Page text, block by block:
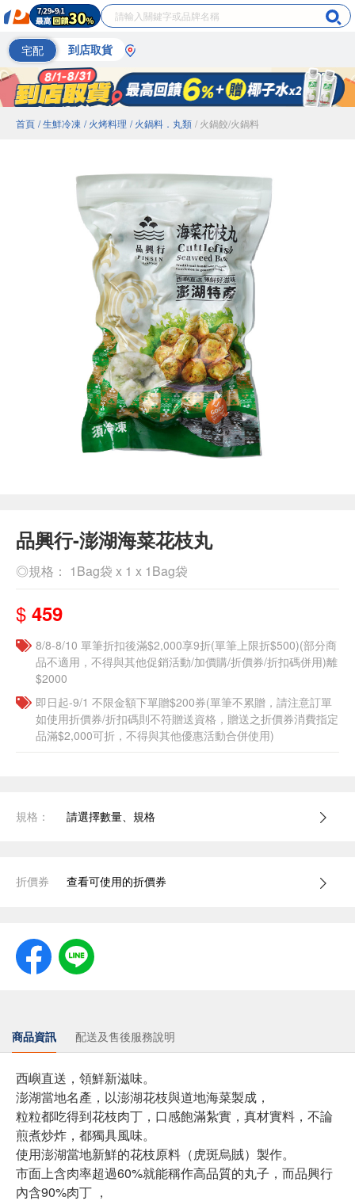
宅配 到店取貨
首頁 / 生鮮冷凍 / 火烤料理 / 火鍋料．丸類 / 火鍋餃/火鍋料
品興行-澎湖海菜花枝丸
◎規格： 1Bag袋 x 1 x 1Bag袋
$ 459
8/8-8/10 單筆折扣後滿$2,000享9折(單筆上限折$500)(部分商
品不適用，不得與其他促銷活動/加價購/折價券/折扣碼併用)離
$2000
即日起-9/1 不限金額下單贈$200券(單筆不累贈，請注意訂單
如使用折價券/折扣碼則不符贈送資格，贈送之折價券消費指定
品滿$2,000可折，不得與其他優惠活動合併使用)
規格： 請選擇數量、規格
折價券 查看可使用的折價券
商品資訊 配送及售後服務說明
西嶼直送，領鮮新滋味。
澎湖當地名產，以澎湖花枝與道地海菜製成，
粒粒都吃得到花枝肉丁，口感飽滿紮實，真材實料，不論
煎煮炒炸，都獨具風味。
使用澎湖當地新鮮的花枝原料（虎斑烏賊）製作。
市面上含肉率超過60%就能稱作高品質的丸子，而品興行
內含90%肉丁 ，